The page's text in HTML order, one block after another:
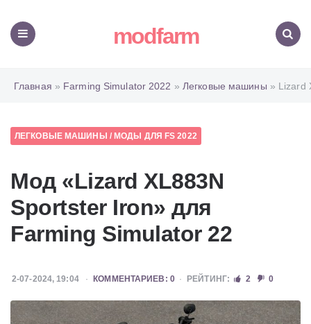
modfarm
Главная » Farming Simulator 2022 » Легковые машины » Lizard
ЛЕГКОВЫЕ МАШИНЫ / МОДЫ ДЛЯ FS 2022
Мод «Lizard XL883N
Sportster Iron» для
Farming Simulator 22
2-07-2024, 19:04 КОММЕНТАРИЕВ: 0 РЕЙТИНГ: 2 0